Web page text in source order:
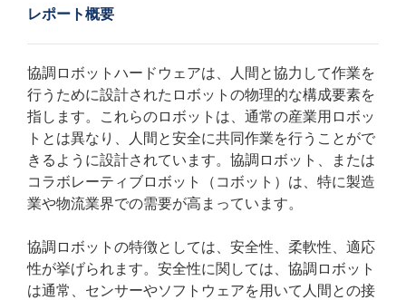
レポート概要
協調ロボットハードウェアは、人間と協力して作業を
行うために設計されたロボットの物理的な構成要素を
指します。これらのロボットは、通常の産業用ロボッ
トとは異なり、人間と安全に共同作業を行うことがで
きるように設計されています。協調ロボット、または
コラボレーティブロボット（コボット）は、特に製造
業や物流業界での需要が高まっています。
協調ロボットの特徴としては、安全性、柔軟性、適応
性が挙げられます。安全性に関しては、協調ロボット
は通常、センサーやソフトウェアを用いて人間との接